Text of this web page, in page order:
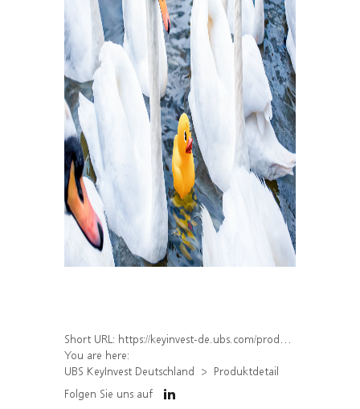
Short URL: https://keyinvest-de.ubs.com/produkt/detail/index/isin/DE000WA76H46
You are here:
UBS KeyInvest Deutschland
Produktdetail
Folgen Sie uns auf